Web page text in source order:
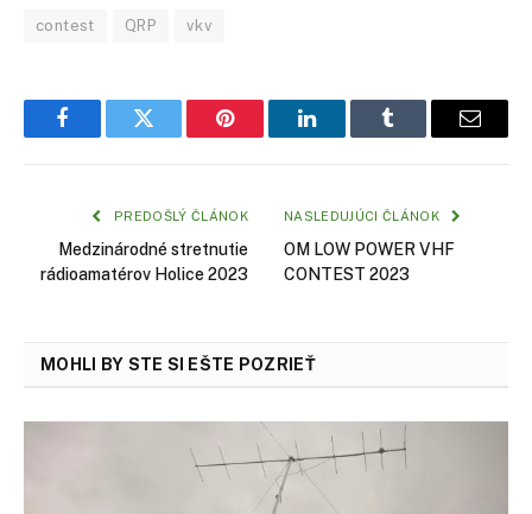
contest QRP vkv
FacebookTwitter Pinterest LinkedInTumblr Email
PREDOŠLÝ ČLÁNOK
Medzinárodné stretnutie
rádioamatérov Holice 2023
NASLEDUJÚCI ČLÁNOK
OM LOW POWER VHF
CONTEST 2023
MOHLI BY STE SI EŠTE POZRIEŤ